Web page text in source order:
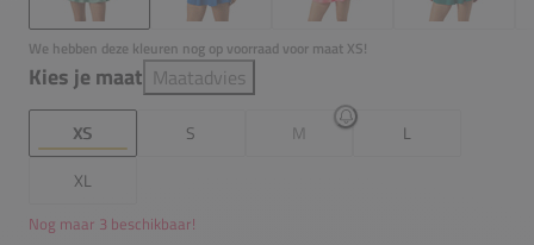
We hebben deze kleuren nog op voorraad voor maat XS!
Kies je maat Maatadvies
XS S M
L
XL
Nog maar 3 beschikbaar!